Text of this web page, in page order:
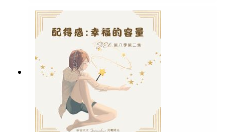
不限物種，所有動物都歡迎。預約前需要準備一
張寵物的照片（建議提供，但不是必要）。如果
沒有照片，也可以提供：寵物名字物種年齡（若
知道的話）溝通可透過 Zoom 或 電話 進行。溝通
流程首先，我們會先聊聊你希望與寵物探索或了
解的內容。接著，我會開始連結寵物，分享我所
接收到的整體訊息，例如：牠的個性與氣質牠如
何看待主人、家人及其他動物牠喜歡與不喜歡的
事物牠目前的感受與狀態之後，我們會針對你最
關心的問題深入交流，例如：牠最近想表達什
麼？是否有什麼需求或願望？對目前的生活有什
長。特別推薦給有海外旅行規劃、或正經歷「空
巢前後」心情轉換的聽眾。✍️節目說明這一集分
享一家四口前往阿拉斯加兩個星期的火車與遊輪
之旅，包含行程細節、親子互動、夫妻小衝突與
和解過程。也聊聊女兒們參與 青年交響樂團 到歐
洲巡演的經驗 🎻 從旅行前的各種擔憂，到旅途中
的感動與成長，J 也反思如何從「擔憂武士」練習
成為更淡定的父母。充滿真實情感與實用旅行建
議，值得即將規劃家庭旅行的你收聽。🔤英文-
Grizzly Bear：灰熊 / 棕熊 - Pina Colada：皮納可
樂達（熱帶風情椰奶鳳梨汁飲料） - Senior
year：高中最後一年（申請大學階段） -